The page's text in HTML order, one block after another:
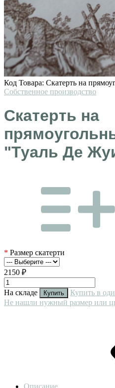
Код Товара: Скатерть на
Собственное производство
Скатерть на
"Туаль Де
* Размер скатерти
2150 ₽
На складе Купить
Купить в
Не нашли нужный размер или
Описание